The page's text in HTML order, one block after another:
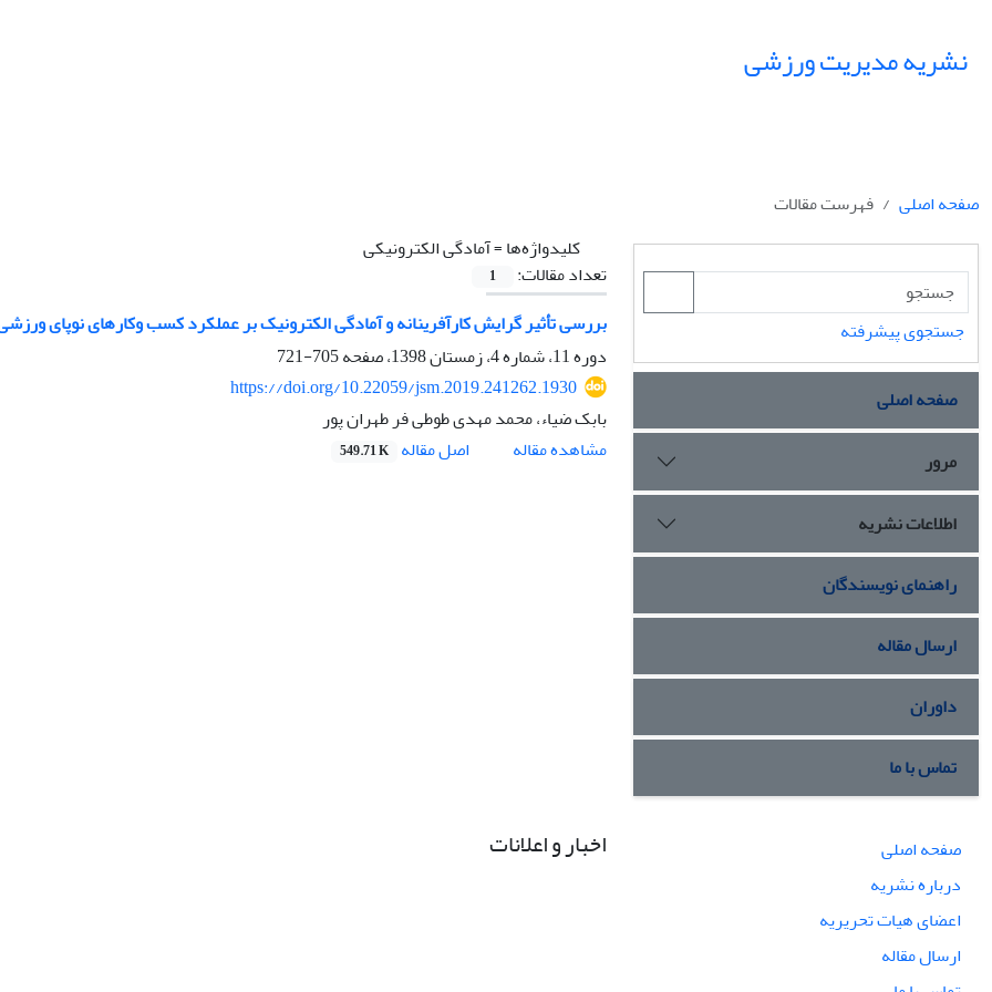
نشریه مدیریت ورزشی
صفحه اصلی
فهرست مقالات
کلیدواژه‌ها =آمادگی الکترونیکی
تعداد مقالات:
1
بررسی تأثیر گرایش کارآفرینانه و آمادگی الکترونیک بر عملکرد کسب وکارهای نوپای
دوره 11، شماره 4، زمستان 1398، صفحه
705-721
https://doi.org/10.22059/jsm.2019.241262.1930
بابک ضیاء، محمد مهدی طوطی فر طهران پور
مشاهده مقاله
اصل مقاله 549.71 K
جستجوی پیشرفته
صفحه اصلی
مرور
اطلاعات نشریه
راهنمای نویسندگان
ارسال مقاله
داوران
تماس با ما
صفحه اصلی
درباره نشریه
اعضای هیات تحریریه
ارسال مقاله
اخبار و اعلانات